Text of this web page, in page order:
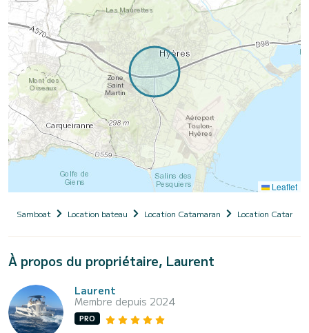
Leaflet
Samboat Location bateau Location Catamaran Location
À propos du propriétaire, Laurent
Laurent
Membre depuis 2024
PRO